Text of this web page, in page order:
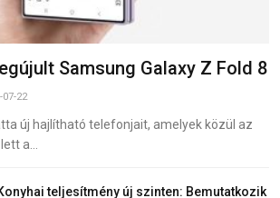
Samsung Galaxy Z Fold 8
07-22
új hajlítható telefonjait, amelyek közül az
lett a…
teljesítmény új szinten: Bemutatkozik